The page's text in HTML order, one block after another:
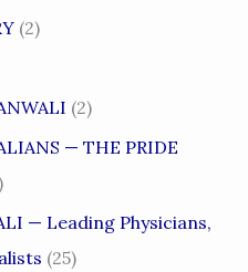
(2)
(2)
— THE PRIDE
— Leading Physicians,
(25)